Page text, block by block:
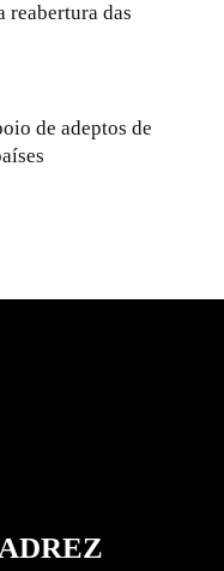
reabertura das
de adeptos de